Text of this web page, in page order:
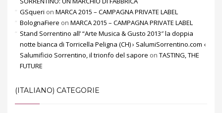
GSqueri on MARCA 2015 – CAMPAGNA PRIVATE LABEL
BolognaFiere on MARCA 2015 – CAMPAGNA PRIVATE LABEL
Stand Sorrentino all’ “Arte Musica & Gusto 2013″ la doppia
notte bianca di Torricella Peligna (CH) › SalumiSorrentino.com ‹
Salumificio Sorrentino, il trionfo del sapore on TASTING, THE
FUTURE
(ITALIANO) CATEGORIE